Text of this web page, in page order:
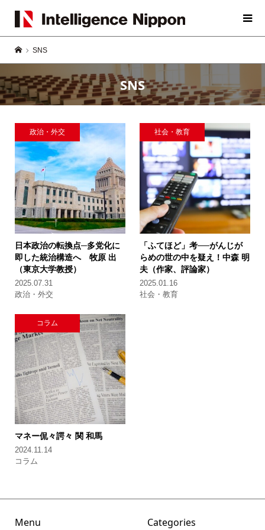
SNS
SNS
政治・外交
日本政治の転換点─多党化に
即した統治構造へ
牧原 出
（東京大学教授）
2025.07.31
政治・外交
社会・教育
「ふてほど」考──がんじが
らめの世の中を疑え！中森 明
夫（作家、評論家）
2025.01.16
社会・教育
コラム
マネー侃々諤々 関 和馬
2024.11.14
コラム
Menu Categories